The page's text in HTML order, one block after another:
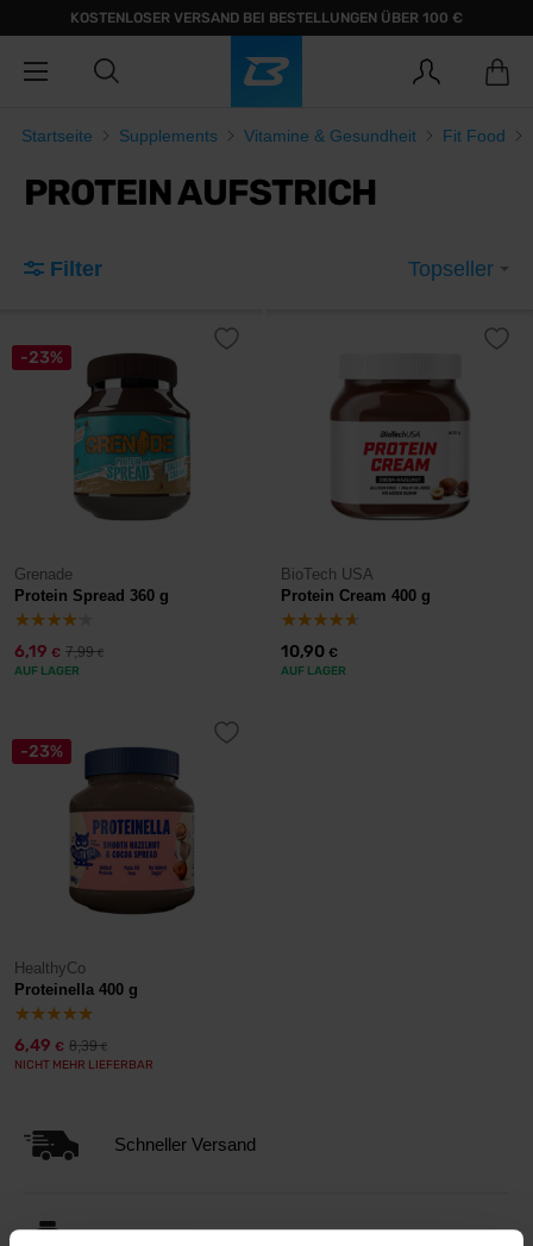
KOSTENLOSER VERSAND BEI BESTELLUNGEN ÜBER 100 €
Startseite Supplements Vitamine & Gesundheit Fit Food
PROTEIN AUFSTRICH
Filter Topseller
-23%
Grenade
Protein Spread 360 g
6,19 € 7,99€
AUF LAGER
BioTech USA
Protein Cream 400 g
10,90 €
AUF LAGER
-23%
HealthyCo
Proteinella 400 g
6,49 € 8,39€
NICHT MEHR LIEFERBAR
Schneller Versand